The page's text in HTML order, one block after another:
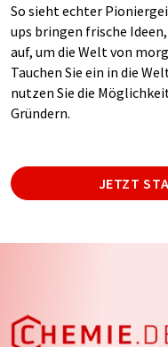
So sieht echter
ups bringen frische
auf, um die Welt von
Tauchen Sie ein in die
nutzen Sie die
Gründern.
JETZT